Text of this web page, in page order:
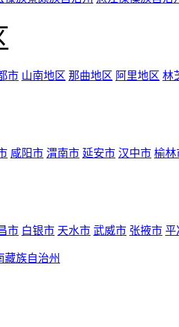
市 山南地区 那曲地区 阿里地区 林
咸阳市 渭南市 延安市 汉中市 榆林
市 白银市 天水市 武威市 张掖市 平
藏族自治州